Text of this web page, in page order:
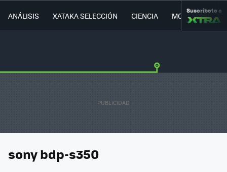
ANÁLISIS XATAKA SELECCIÓN CIENCIA MOVILIDAD
Suscríbete a
sony bdp-s350